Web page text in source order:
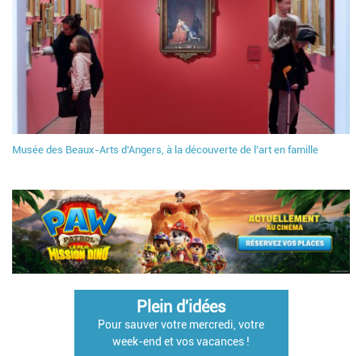
Musée des Beaux-Arts d'Angers, à la découverte de l'art en famille
Plein d'idées
Pour sauver votre mercredi, votre
week-end et vos vacances !